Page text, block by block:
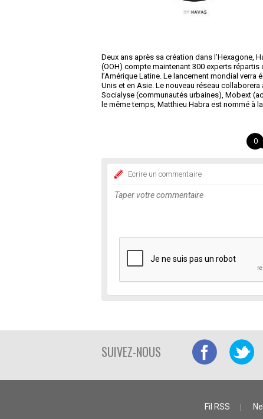
Deux ans après sa création dans l’Hexagone,
(OOH) compte maintenant 300 experts répartis
l’Amérique Latine. Le lancement mondial verra
Unis et en Asie. Le nouveau réseau
Socialyse (communautés urbaines), Mobext
le même temps, Matthieu Habra est nommé à
0
Ecrire un commentaire
SUIVEZ-NOUS
Fil RSS